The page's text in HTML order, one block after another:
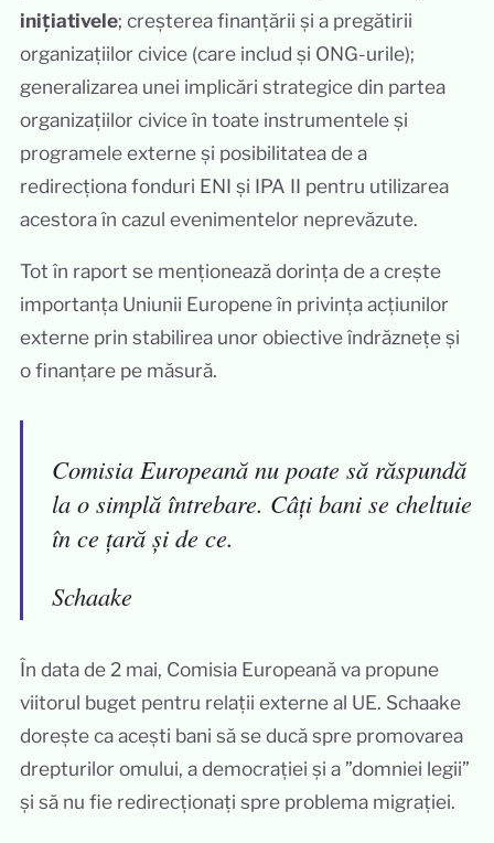
inițiativele; creșterea finanțării și a pregătirii
organizațiilor civice (care includ și ONG-urile);
generalizarea unei implicări strategice din partea
organizațiilor civice în toate instrumentele și
programele externe și posibilitatea de a
redirecționa fonduri ENI și IPA II pentru utilizarea
acestora în cazul evenimentelor neprevăzute.
Tot în raport se menționează dorința de a crește
importanța Uniunii Europene în privința acțiunilor
externe prin stabilirea unor obiective îndrăznețe și
o finanțare pe măsură.
Comisia Europeană nu poate să răspundă
la o simplă întrebare. Câți bani se cheltuie
în ce țară și de ce.
Schaake
În data de 2 mai, Comisia Europeană va propune
viitorul buget pentru relații externe al UE. Schaake
dorește ca acești bani să se ducă spre promovarea
drepturilor omului, a democrației și a ”domniei legii”
și să nu fie redirecționați spre problema migrației.